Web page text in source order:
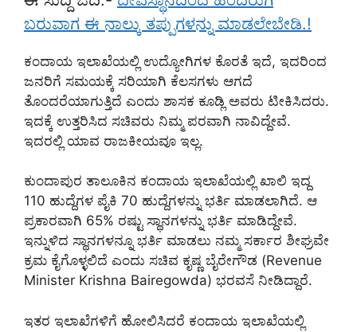
ಬರುವಾಗ ಈ ನಾಲ್ಕು ತಪ್ಪುಗಳನ್ನು ಮಾಡಲೇಬೇಡಿ.!
ಕಂದಾಯ ಇಲಾಖೆಯಲ್ಲಿ ಉದ್ಯೋಗಿಗಳ ಕೊರತೆ ಇದೆ, ಇದರಿಂದ
ಜನರಿಗೆ ಸಮಯಕ್ಕೆ ಸರಿಯಾಗಿ ಕೆಲಸಗಳು ಆಗದೆ
ತೊಂದರೆಯಾಗುತ್ತಿದೆ ಎಂದು ಶಾಸಕ ಕೂಡ್ಲಿ ಅವರು ಟೀಕಿಸಿದರು.
ಇದಕ್ಕೆ ಉತ್ತರಿಸಿದ ಸಚಿವರು ನಿಮ್ಮ ಪರವಾಗಿ ನಾವಿದ್ದೇವೆ.
ಇದರಲ್ಲಿ ಯಾವ ರಾಜಕೀಯವೂ ಇಲ್ಲ.
ಕುಂದಾಪುರ ತಾಲೂಕಿನ ಕಂದಾಯ ಇಲಾಖೆಯಲ್ಲಿ ಖಾಲಿ ಇದ್ದ
110 ಹುದ್ದೆಗಳ ಪೈಕಿ 70 ಹುದ್ದೆಗಳನ್ನು ಭರ್ತಿ ಮಾಡಲಾಗಿದೆ. ಆ
ಪ್ರಕಾರವಾಗಿ 65% ರಷ್ಟು ಸ್ಥಾನಗಳನ್ನು ಭರ್ತಿ ಮಾಡಿದ್ದೇವೆ.
ಇನ್ನುಳಿದ ಸ್ಥಾನಗಳನ್ನೂ ಭರ್ತಿ ಮಾಡಲು ನಮ್ಮ ಸರ್ಕಾರ ಶೀಘ್ರವೇ
ಕ್ರಮ ಕೈಗೊಳ್ಳಲಿದೆ ಎಂದು ಸಚಿವ ಕೃಷ್ಣ ಬೈರೇಗೌಡ (Revenue
Minister Krishna Bairegowda) ಭರವಸೆ ನೀಡಿದ್ದಾರೆ.
ಇತರ ಇಲಾಖೆಗಳಿಗೆ ಹೋಲಿಸಿದರೆ ಕಂದಾಯ ಇಲಾಖೆಯಲ್ಲಿ